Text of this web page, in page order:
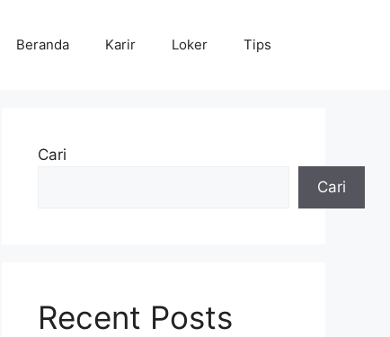
Beranda Karir Loker Tips
Cari
Cari
Recent Posts